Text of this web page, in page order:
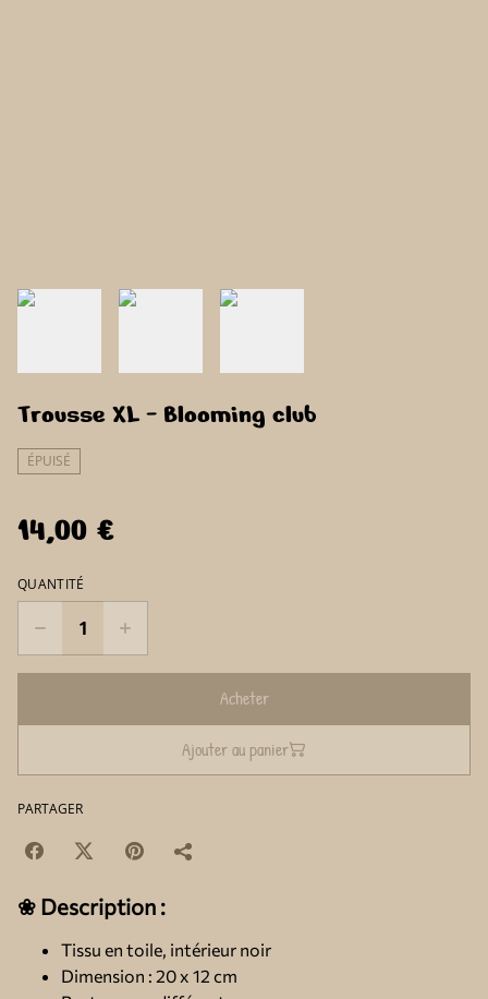
Trousse XL - Blooming club
ÉPUISÉ
14,00 €
QUANTITÉ
Acheter
Ajouter au panier
PARTAGER
❀ Description :
Tissu en toile, intérieur noir
Dimension : 20 x 12 cm